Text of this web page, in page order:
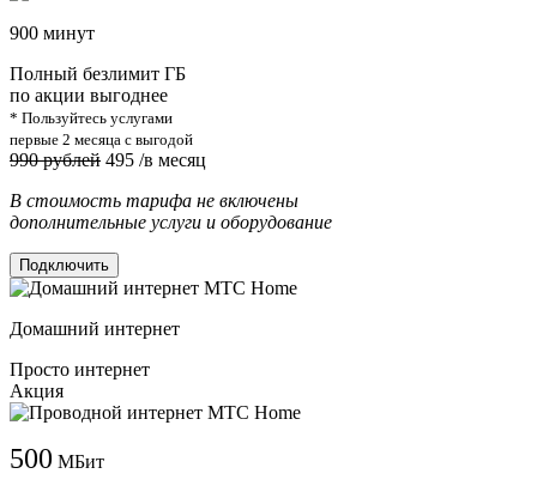
900 минут
Полный безлимит ГБ
по акции выгоднее
* Пользуйтесь услугами
первые 2 месяца с выгодой
990 рублей 495 /в месяц
В стоимость тарифа не включены
дополнительные услуги и оборудование
Подключить
Домашний интернет
Просто интернет
Акция
500 МБит